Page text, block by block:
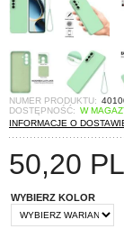
NUMER PRODUKTU:
DOSTĘPNOŚĆ: W
INFORMACJE O
50,20
WYBIERZ KOLOR